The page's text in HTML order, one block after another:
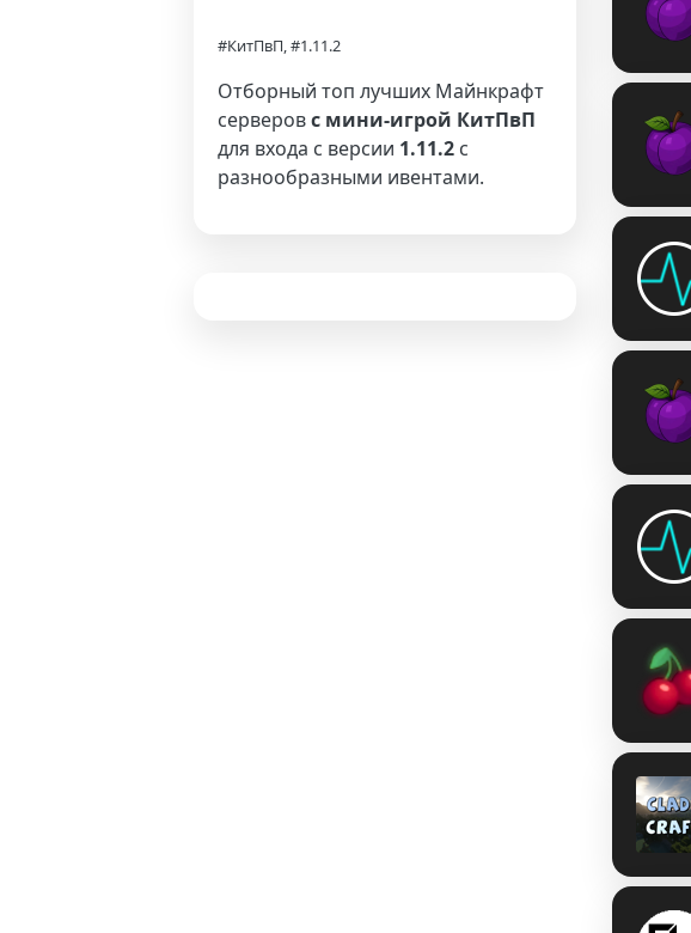
#КитПвП, #1.11.2
Отборный топ лучших Майнкрафт
серверовс мини-игрой КитПвП
для входа с версии 1.11.2 с
разнообразными ивентами.